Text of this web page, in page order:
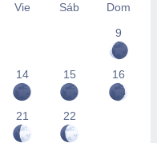
Vie Sáb
Dom
9
14 15 16
21 22